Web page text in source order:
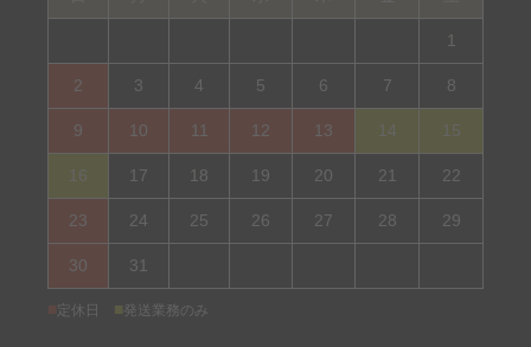
1
2 3 4 5 6 7 8
9 10 11 12 13 14 15
16 17 18 19 20 21 22
23 24 25 26 27 28 29
30 31
定休日 発送業務のみ